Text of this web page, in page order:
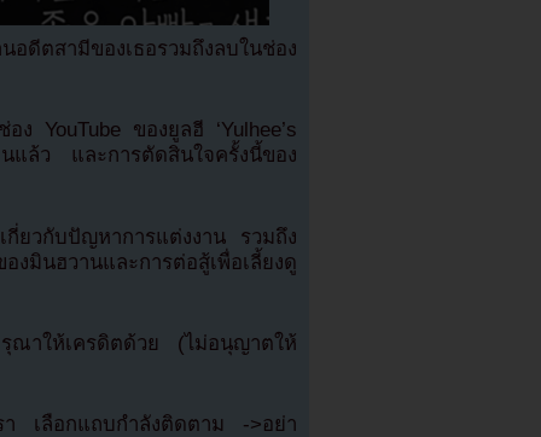
ตสามีของเธอรวมถึงลบในช่อง
YouTube ของยูลฮี ‘Yulhee’s
แล้ว และการตัดสินใจครั้งนี้ของ
กี่ยวกับปัญหาการแต่งงาน รวมถึง
มินฮวานและการต่อสู้เพื่อเลี้ยงดู
ณาให้เครดิตด้วย (ไม่อนุญาตให้
รา เลือกแถบกำลังติดตาม ->อย่า